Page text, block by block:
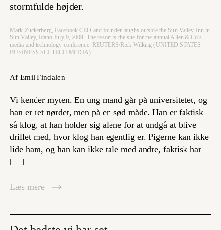
stormfulde højder.
Mark Zuckerberg, Facebook CEO and founder laughs outside the Sun Valley Inn in
Sun Valley, Idaho July 9, 2009. The resort is the site for the annual Allen & Co's
media and technology conference. REUTERS/Rick Wilking (UNITED STATES
BUSINESS SCI TECH MEDIA)
Af Emil Findalen
Vi kender myten. En ung mand går på universitetet, og
han er ret nørdet, men på en sød måde. Han er faktisk
så klog, at han holder sig alene for at undgå at blive
drillet med, hvor klog han egentlig er. Pigerne kan ikke
lide ham, og han kan ikke tale med andre, faktisk har
[…]
Læs mere